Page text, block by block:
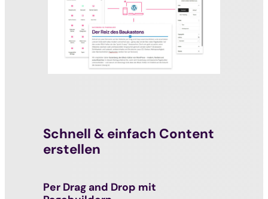
Schnell & einfach Content
erstellen
Per Drag and Drop mit